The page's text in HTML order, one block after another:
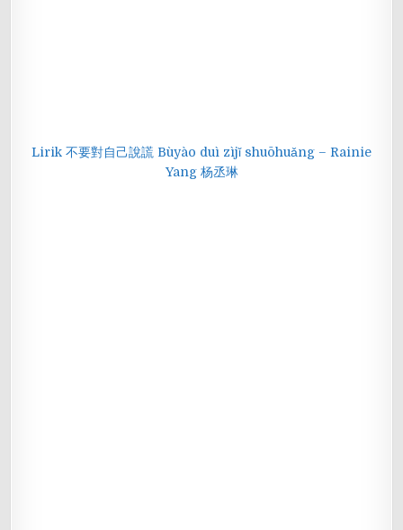
Lirik 不要對自己說謊 Bùyào duì zìjǐ shuōhuǎng – Rainie
Yang 杨丞琳